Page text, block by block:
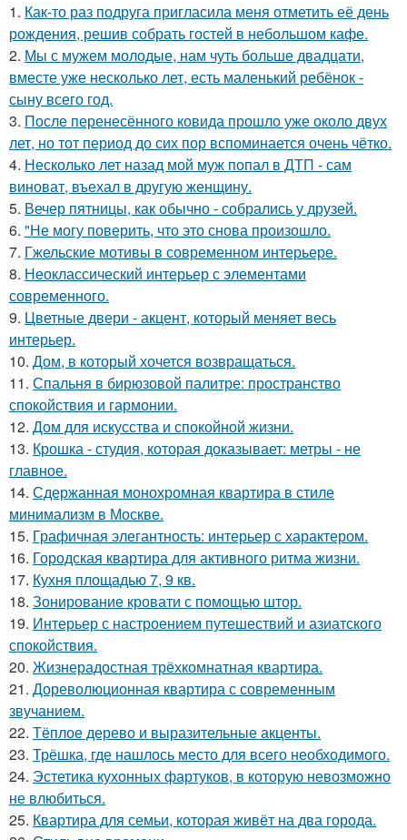
1. Как-то раз подруга пригласила меня отметить её день
рождения, решив собрать гостей в небольшом кафе.
2. Мы с мужем молодые, нам чуть больше двадцати,
вместе уже несколько лет, есть маленький ребёнок -
сыну всего год.
3. После перенесённого ковида прошло уже около двух
лет, но тот период до сих пор вспоминается очень чётко.
4. Несколько лет назад мой муж попал в ДТП - сам
виноват, въехал в другую женщину.
5. Вечер пятницы, как обычно - собрались у друзей.
6. "Не могу поверить, что это снова произошло.
7. Гжельские мотивы в современном интерьере.
8. Неоклассический интерьер с элементами
современного.
9. Цветные двери - акцент, который меняет весь
интерьер.
10. Дом, в который хочется возвращаться.
11. Спальня в бирюзовой палитре: пространство
спокойствия и гармонии.
12. Дом для искусства и спокойной жизни.
13. Крошка - студия, которая доказывает: метры - не
главное.
14. Сдержанная монохромная квартира в стиле
минимализм в Москве.
15. Графичная элегантность: интерьер с характером.
16. Городская квартира для активного ритма жизни.
17. Кухня площадью 7, 9 кв.
18. Зонирование кровати с помощью штор.
19. Интерьер с настроением путешествий и азиатского
спокойствия.
20. Жизнерадостная трёхкомнатная квартира.
21. Дореволюционная квартира с современным
звучанием.
22. Тёплое дерево и выразительные акценты.
23. Трёшка, где нашлось место для всего необходимого.
24. Эстетика кухонных фартуков, в которую невозможно
не влюбиться.
25. Квартира для семьи, которая живёт на два города.